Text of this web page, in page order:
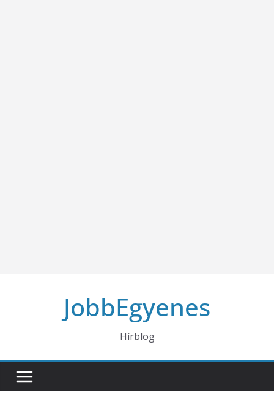
JobbEgyenes
Hírblog